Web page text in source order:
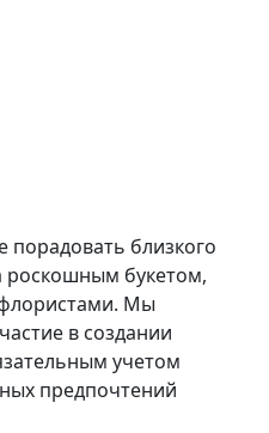
порадовать близкого
роскошным букетом,
Мы
в создании
учетом
предпочтений